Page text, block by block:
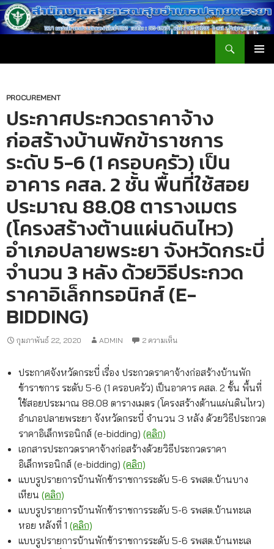
เนื้อหา
PROCUREMENT
ประกาศประกวดราคาจ้าง
ก่อสร้างบ้านพักข้าราชการ
ระดับ 5-6 (1 ครอบครัว) เป็น
อาคาร คสล. 2 ชั้น พื้นที่ใช้สอย
ประมาณ 88.08 ตารางเมตร
(โครงสร้างต้านแผ่นดินไหว)
อำเภอปลายพระยา จังหวัดกระบี่
จำนวน 3 หลัง ด้วยวิธีประกวด
ราคาอิเล็กทรอนิกส์ (E-
BIDDING)
กุมภาพันธ์ 22, 2020 ADMIN 2 ความเห็น
ประกาศจังหวัดกระบี่ เรื่อง ประกวดราคาจ้างก่อสร้างบ้านพัก
ข้าราชการ ระดับ 5-6 (1 ครอบครัว) เป็นอาคาร คสล. 2 ชั้น พื้นที่
ใช้สอยประมาณ 88.08 ตารางเมตร (โครงสร้างต้านแผ่นดินไหว)
อำเภอปลายพระยา จังหวัดกระบี่ จำนวน 3 หลัง ด้วยวิธีประกวด
ราคาอิเล็กทรอนิกส์ (e-bidding) (คลิก)
เอกสารประกวดราคาจ้างก่อสร้างด้วยวิธีประกวดราคา
อิเล็กทรอนิกส์ (e-bidding) (คลิก)
แบบรูปรายการบ้านพักข้าราชการระดับ 5-6 รพสต.บ้านบาง
เหียน (คลิก)
แบบรูปรายการบ้านพักข้าราชการระดับ 5-6 รพสต.บ้านทะเล
หอย หลังที่ 1 (คลิก)
แบบรูปรายการบ้านพักข้าราชการระดับ 5-6 รพสต.บ้านทะเล